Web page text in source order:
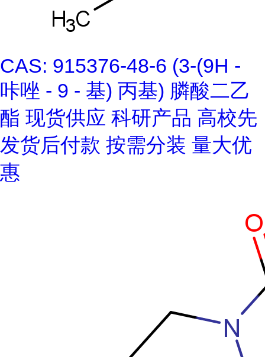
CAS: 915376-48-6 (3-(9H -
咔唑 - 9 - 基) 丙基) 膦酸二乙
酯 现货供应 科研产品 高校先
发货后付款 按需分装 量大优
惠